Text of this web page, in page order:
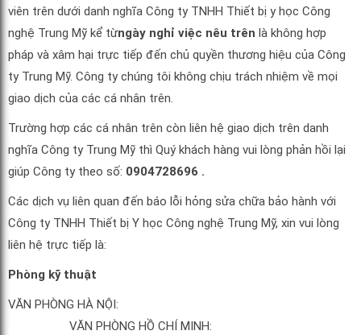
viên trên dưới danh nghĩa Công ty TNHH Thiết bị y học Công
nghệ Trung Mỹ kể từngày nghỉ việc nêu trên là không hợp
pháp và xâm hại trực tiếp đến chủ quyền thương hiệu của Công
ty Trung Mỹ. Công ty chúng tôi không chịu trách nhiệm về mọi
giao dịch của các cá nhân trên.
Trường hợp các cá nhân trên còn liên hệ giao dịch trên danh
nghĩa Công ty Trung Mỹ thì Quý khách hàng vui lòng phản hồi lại
giúp Công ty theo số: 0904728696 .
Các dịch vụ liên quan đến báo lỗi hỏng sửa chữa bảo hành với
Công ty TNHH Thiết bị Y học Công nghệ Trung Mỹ, xin vui lòng
liên hệ trực tiếp là:
Phòng kỹ thuật
VĂN PHÒNG HÀ NỘI:
VĂN PHÒNG HỒ CHÍ MINH: